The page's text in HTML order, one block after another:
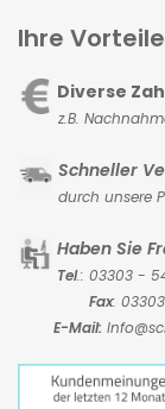
Ihre
Diverse
z.B.
Schneller
durch unsere
Haben Sie
Tel.: 03303 -
Fax:
E-Mail: